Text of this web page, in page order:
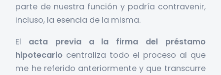
parte de nuestra función y podría contravenir,
incluso, la esencia de la misma.
El acta previa a la firma del préstamo
hipotecario centraliza todo el proceso al que
me he referido anteriormente y que transcurre